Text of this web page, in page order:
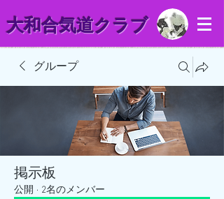
​大和合気道クラブ
グループ
掲示板
公開 · 2名のメンバー